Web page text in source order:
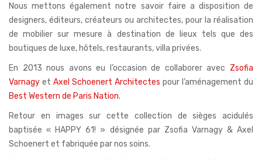
Nous mettons également notre savoir faire a disposition de
designers, éditeurs, créateurs ou architectes, pour la réalisation
de mobilier sur mesure à destination de lieux tels que des
boutiques de luxe, hôtels, restaurants, villa privées.
En 2013 nous avons eu l’occasion de collaborer avec Zsofia
Varnagy et Axel Schoenert Architectes pour l’aménagement du
Best Western de Paris Nation.
Retour en images sur cette collection de sièges acidulés
baptisée « HAPPY 61! » désignée par Zsofia Varnagy & Axel
Schoenert et fabriquée par nos soins.